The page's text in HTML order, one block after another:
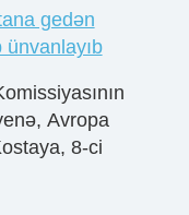
gedən
Avropa
8-ci